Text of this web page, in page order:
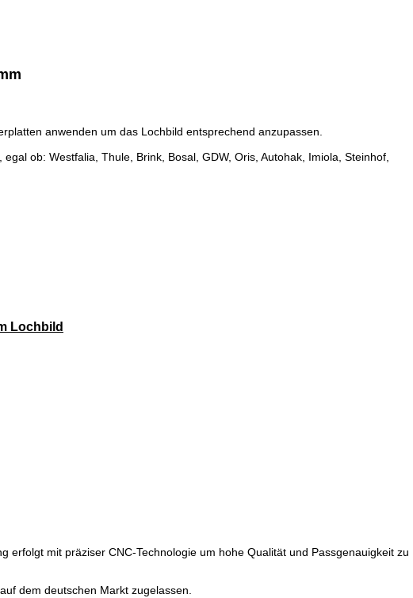
anwenden um das Lochbild entsprechend anzupassen.
ob: Westfalia, Thule, Brink, Bosal, GDW, Oris, Autohak, Imiola, Steinhof,
Lochbild
mit präziser CNC-Technologie um hohe Qualität und Passgenauigkeit zu
dem deutschen Markt zugelassen.